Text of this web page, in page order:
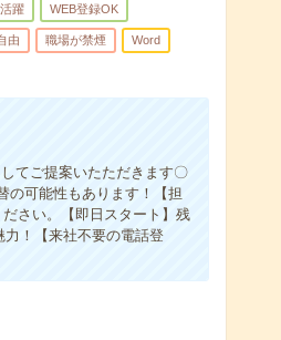
躍 WEB登録OK
由 職場が禁煙 Word
てご提案いたただきます〇
の可能性もあります！【担
さい。【即日スタート】残
！【来社不要の電話登